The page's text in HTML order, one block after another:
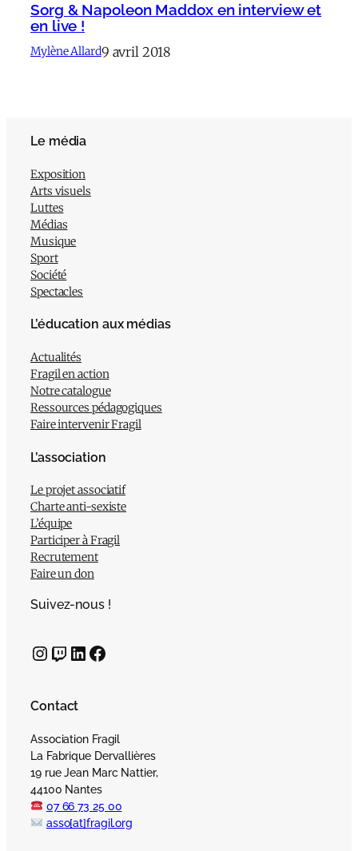
Sorg & Napoleon Maddox en interview et
en live !
Mylène Allard9 avril 2018
Le média
Exposition
Arts visuels
Luttes
Médias
Musique
Sport
Société
Spectacles
L’éducation aux médias
Actualités
Fragil en action
Notre catalogue
Ressources pédagogiques
Faire intervenir Fragil
L’association
Le projet associatif
Charte anti-sexiste
L’équipe
Participer à Fragil
Recrutement
Faire un don
Suivez-nous !
InstagramTwitch LinkedIn Facebook
Contact
Association Fragil
La Fabrique Dervallières
19 rue Jean Marc Nattier,
44100 Nantes
07 66 73 25 00
asso[at]fragil.org